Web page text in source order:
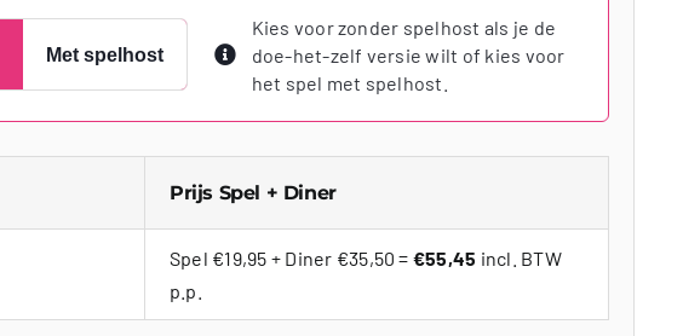
Met spelhost
Kies voor zonder spelhost als je de
doe-het-zelf versie wilt of kies voor
het spel met spelhost.
Prijs Spel + Diner
Spel €19,95 + Diner €35,50 = €55,45 incl. BTW
p.p.